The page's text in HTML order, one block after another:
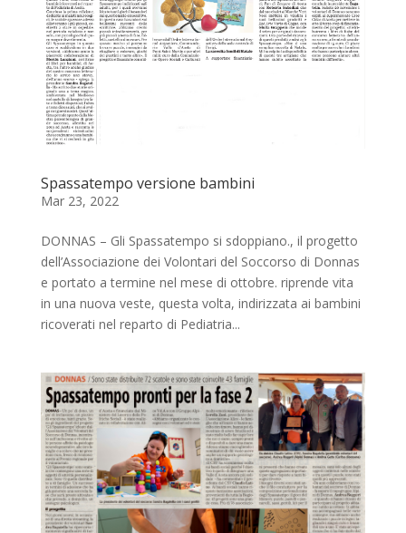
Spassatempo versione bambini
Mar 23, 2022
DONNAS – Gli Spassatempo si sdoppiano., il progetto
dell’Associazione dei Volontari del Soccorso di Donnas
e portato a termine nel mese di ottobre. riprende vita
in una nuova veste, questa volta, indirizzata ai bambini
ricoverati nel reparto di Pediatria...